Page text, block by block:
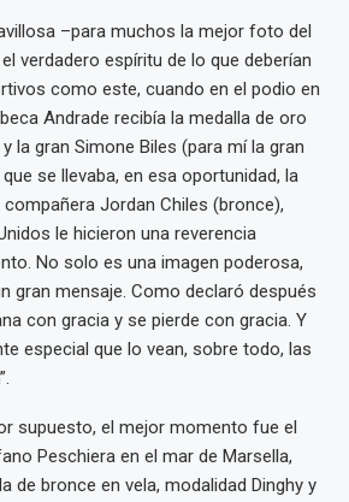
–para muchos la mejor foto del
verdadero espíritu de lo que deberían
como este, cuando en el podio en
Andrade recibía la medalla de oro
la gran Simone Biles (para mí la gran
se llevaba, en esa oportunidad, la
Jordan Chiles (bronce),
le hicieron una reverencia
No solo es una imagen poderosa,
gran mensaje. Como declaró después
con gracia y se pierde con gracia. Y
especial que lo vean, sobre todo, las
supuesto, el mejor momento fue el
Peschiera en el mar de Marsella,
de bronce en vela, modalidad Dinghy y